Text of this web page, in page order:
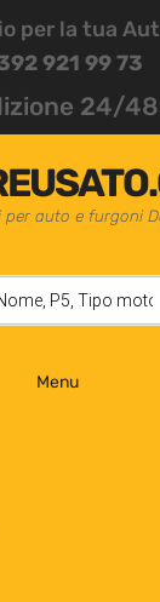
per la tua
921 99 73
24/
auto e furgoni
Menu